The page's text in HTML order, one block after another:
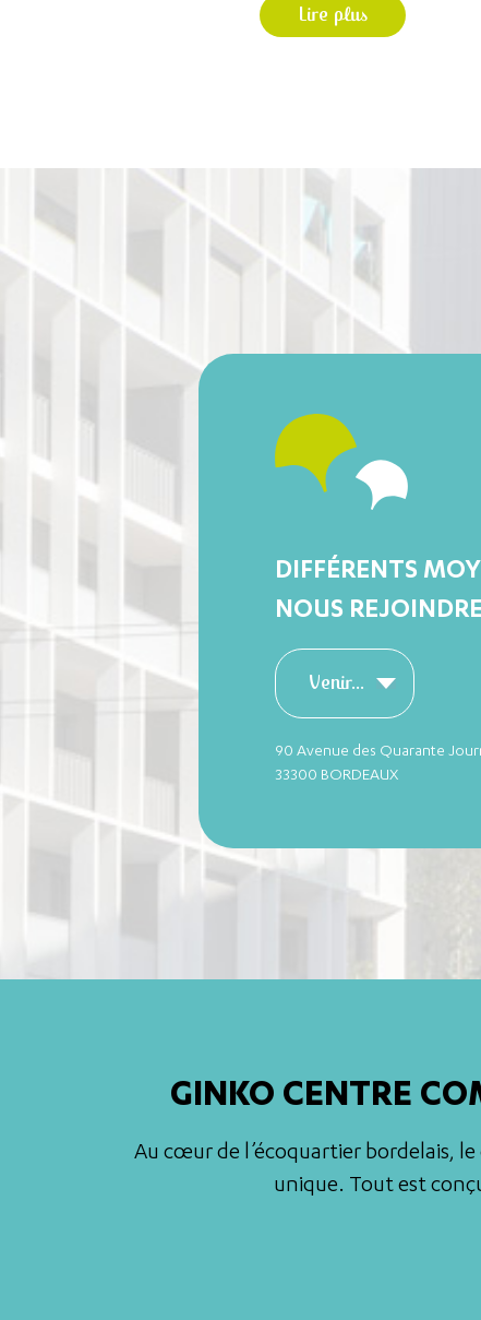
Lire plus
DIFFÉRENTS
NOUS REJOINDRE
Venir...
90 Avenue des Quarante
33300 BORDEAUX
GINKO CENTRE
Au cœur de l’écoquartier bordelais,
unique. Tout est